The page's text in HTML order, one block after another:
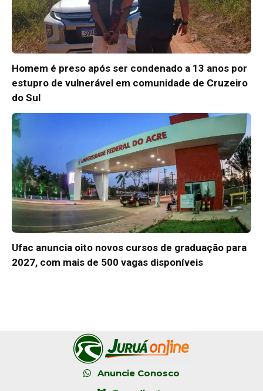
Homem é preso após ser condenado a 13 anos por
estupro de vulnerável em comunidade de Cruzeiro
do Sul
Ufac anuncia oito novos cursos de graduação para
2027, com mais de 500 vagas disponíveis
Anuncie Conosco